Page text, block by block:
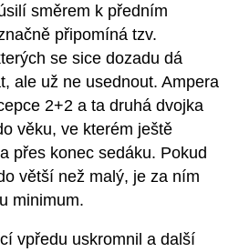
směrem k předním
připomíná tzv.
se sice dozadu dá
ale už ne usednout. Ampera
2+2 a ta druhá dvojka
věku, ve kterém ještě
přes konec sedáku. Pokud
větší než malý, je za ním
minimum.
vpředu uskromnil a další